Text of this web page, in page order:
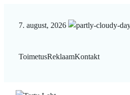
7. august, 2026
ToimetusReklaamKontakt